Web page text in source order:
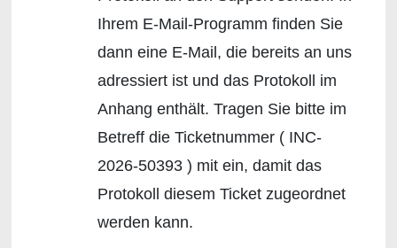
Ihrem E-Mail-Programm finden Sie
dann eine E-Mail, die bereits an uns
adressiert ist und das Protokoll im
Anhang enthält. Tragen Sie bitte im
Betreff die Ticketnummer ( INC-
2026-50393 ) mit ein, damit das
Protokoll diesem Ticket zugeordnet
werden kann.